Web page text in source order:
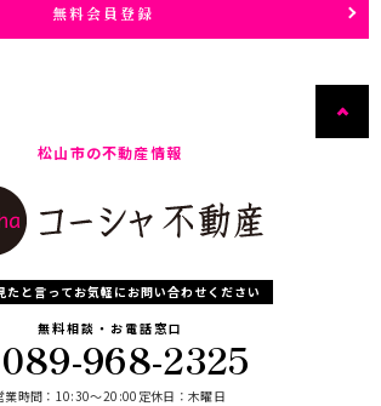
無料会員登録
松山市の不動産情報
たと言ってお気軽にお問い合わせください
無料相談・お電話窓口
089-968-2325
業時間：10:30〜20:00 定休日：木曜日